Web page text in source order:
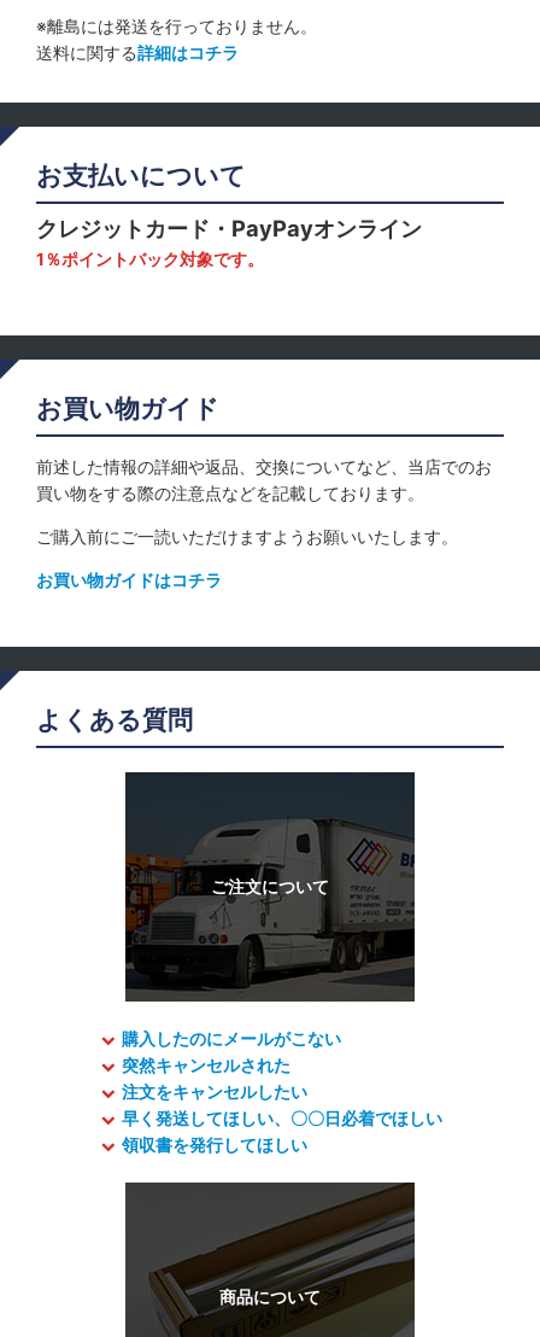
※離島には発送を行っておりません。
送料に関する詳細はコチラ
お支払いについて
クレジットカード・PayPayオンライン
1％ポイントバック対象です。
お買い物ガイド
前述した情報の詳細や返品、交換についてなど、当店でのお
買い物をする際の注意点などを記載しております。
ご購入前にご一読いただけますようお願いいたします。
お買い物ガイドはコチラ
よくある質問
購入したのにメールがこない
突然キャンセルされた
注文をキャンセルしたい
早く発送してほしい、〇〇日必着でほしい
領収書を発行してほしい